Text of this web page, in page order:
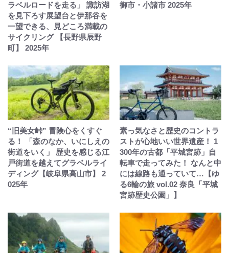
ラベルロードを走る」 諏訪湖
を見下ろす展望台と伊那谷を
一望できる、見どころ満載の
サイクリング 【長野県辰野
町】 2025年
御市・小諸市 2025年
“旧美女峠” 冒険心をくすぐ
る！ 「森のなか、いにしえの
街道をいく」 歴史を感じる江
戸街道を越えてグラベルライ
ディング【岐阜県高山市】 2
025年
素っ気なさと歴史のコントラ
ストが心地いい世界遺産！ 1
300年の古都「平城宮跡」自
転車で走ってみた！ なんと中
には線路も通っていて…【ゆ
る6輪の旅 vol.02 奈良「平城
宮跡歴史公園」】